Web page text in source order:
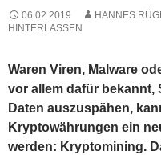
06.02.2019 HANNES
HINTERLASSEN
Waren Viren, Malware
vor allem dafür bekannt,
Daten auszuspähen,
Kryptowährungen ein
werden: Kryptomining.